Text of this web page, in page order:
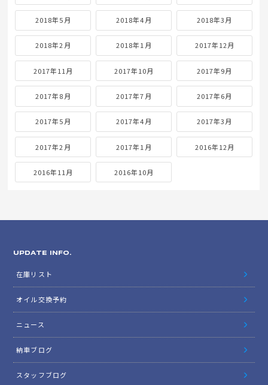
2018年5月 2018年4月 2018年3月
2018年2月 2018年1月 2017年12月
2017年11月 2017年10月 2017年9月
2017年8月 2017年7月 2017年6月
2017年5月 2017年4月 2017年3月
2017年2月 2017年1月 2016年12月
2016年11月 2016年10月
UPDATE INFO.
在庫リスト
オイル交換予約
ニュース
納車ブログ
スタッフブログ